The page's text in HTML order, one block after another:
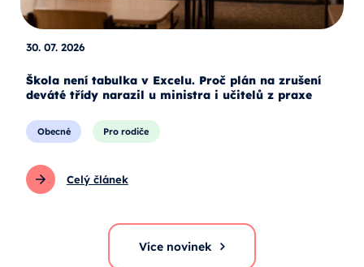
30. 07. 2026
Škola není tabulka v Excelu. Proč plán na zrušení
deváté třídy narazil u ministra i učitelů z praxe
Obecné Pro rodiče
Celý článek
Více novinek